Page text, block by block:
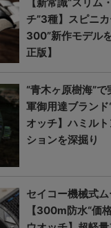
チ”3種】スピニ
300”新作モデル
正版】
“青木ヶ原樹海”
軍御用達ブラン
オッチ】ハミルト
ションを深掘り
セイコー機械式
【300m防水“価